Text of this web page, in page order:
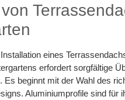
eines
erfordert sorgfältige
Es beginnt mit der Wahl des
Aluminiumprofile sind für